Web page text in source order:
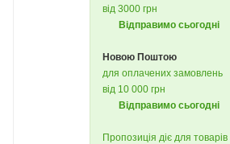
від 3000 грн
Відправимо сьогодні
Новою Поштою
для оплачених замовлень
від 10 000 грн
Відправимо сьогодні
Пропозиція діє для товарів